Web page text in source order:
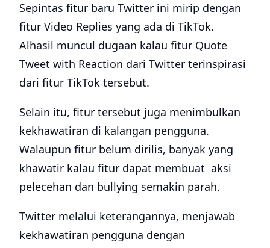
Sepintas fitur baru Twitter ini mirip dengan
fitur Video Replies yang ada di TikTok.
Alhasil muncul dugaan kalau fitur Quote
Tweet with Reaction dari Twitter terinspirasi
dari fitur TikTok tersebut.
Selain itu, fitur tersebut juga menimbulkan
kekhawatiran di kalangan pengguna.
Walaupun fitur belum dirilis, banyak yang
khawatir kalau fitur dapat membuat aksi
pelecehan dan bullying semakin parah.
Twitter melalui keterangannya, menjawab
kekhawatiran pengguna dengan